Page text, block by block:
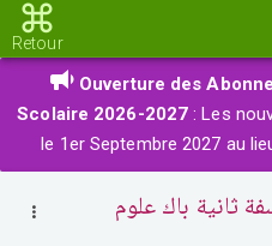
Retour
Ouverture des
Scolaire 2026-2027 : Les
le 1er Septembre 2027 au
4 - الفلسفة ثانية باك علوم